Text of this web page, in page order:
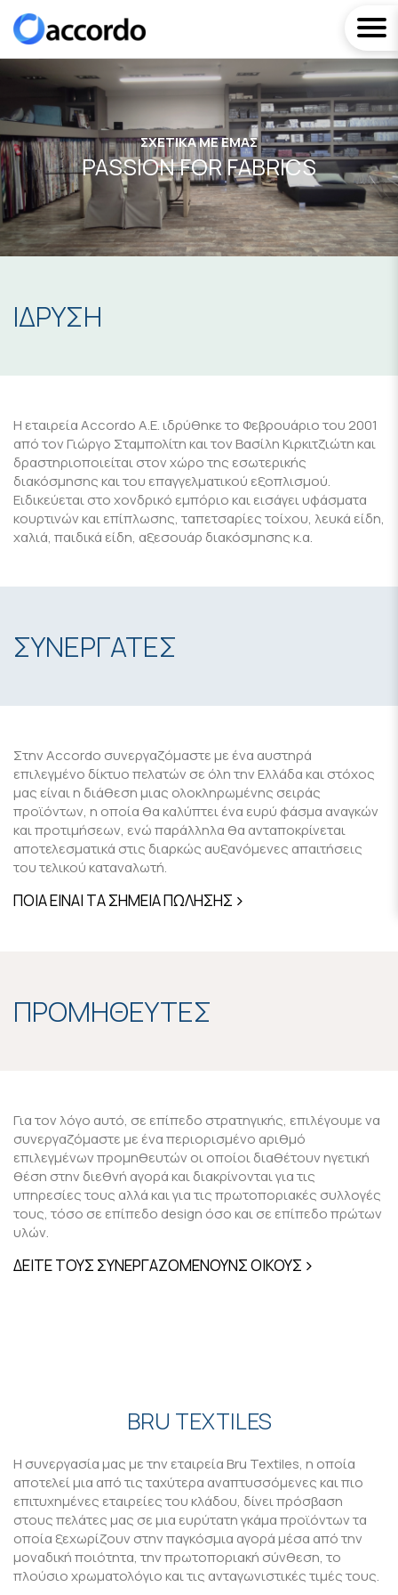
ΣΧΕΤΙΚΆ ΜΕ ΕΜΆΣ
PASSION FOR FABRICS
ΙΔΡΥΣΗ
Η εταιρεία Accordo Α.Ε. ιδρύθηκε το Φεβρουάριο του 2001
από τον Γιώργο Σταμπολίτη και τον Βασίλη Κιρκιτζιώτη και
δραστηριοποιείται στον χώρο της εσωτερικής
διακόσμησης και του επαγγελματικού εξοπλισμού.
Ειδικεύεται στο χονδρικό εμπόριο και εισάγει υφάσματα
κουρτινών και επίπλωσης, ταπετσαρίες τοίχου, λευκά είδη,
χαλιά, παιδικά είδη, αξεσουάρ διακόσμησης κ.α.
Στην Accordo συνεργαζόμαστε με ένα αυστηρά
επιλεγμένο δίκτυο πελατών σε όλη την Ελλάδα και στόχος
μας είναι η διάθεση μιας ολοκληρωμένης σειράς
προϊόντων, η οποία θα καλύπτει ένα ευρύ φάσμα αναγκών
και προτιμήσεων, ενώ παράλληλα θα ανταποκρίνεται
αποτελεσματικά στις διαρκώς αυξανόμενες απαιτήσεις
του τελικού καταναλωτή.
ΠΟΙΑ ΕΙΝΑΙ ΤΑ ΣΗΜΕΙΑ ΠΩΛΗΣΗΣ
ΣΥΝΕΡΓΑΤΕΣ
ΠΡΟΜΗΘΕΥΤΕΣ
Για τον λόγο αυτό, σε επίπεδο στρατηγικής, επιλέγουμε να
συνεργαζόμαστε με ένα περιορισμένο αριθμό
επιλεγμένων προμηθευτών οι οποίοι διαθέτουν ηγετική
θέση στην διεθνή αγορά και διακρίνονται για τις
υπηρεσίες τους αλλά και για τις πρωτοποριακές συλλογές
τους, τόσο σε επίπεδο design όσο και σε επίπεδο πρώτων
υλών.
ΔΕΙΤΕ TΟΥΣ ΣΥΝΕΡΓΑΖΟΜΕΝΟΥΝΣ ΟΙΚΟΥΣ
BRU TEXTILES
Η συνεργασία μας με την εταιρεία Bru Textiles, η οποία
αποτελεί μια από τις ταχύτερα αναπτυσσόμενες και πιο
επιτυχημένες εταιρείες του κλάδου, δίνει πρόσβαση
στους πελάτες μας σε μια ευρύτατη γκάμα προϊόντων τα
οποία ξεχωρίζουν στην παγκόσμια αγορά μέσα από την
μοναδική ποιότητα, την πρωτοποριακή σύνθεση, το
πλούσιο χρωματολόγιο και τις ανταγωνιστικές τιμές τους.